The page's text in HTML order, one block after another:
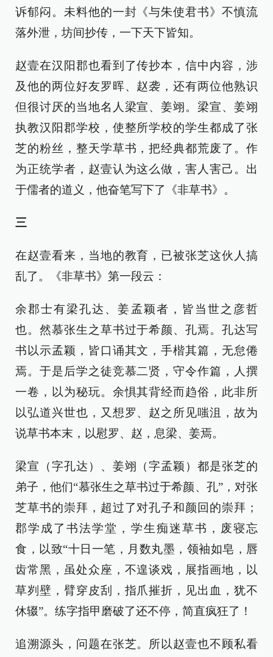
诉郁闷。未料他的一封《与朱使君书》不慎流
落外泄，坊间抄传，一下天下皆知。
赵壹在汉阳郡也看到了传抄本，信中内容，涉
及他的两位好友罗晖、赵袭，还有两位他熟识
但很讨厌的当地名人梁宣、姜翊。梁宣、姜翊
执教汉阳郡学校，使整所学校的学生都成了张
芝的粉丝，整天学草书，把经典都荒废了。作
为正统学者，赵壹认为这么做，害人害己。出
于儒者的道义，他奋笔写下了《非草书》。
三
在赵壹看来，当地的教育，已被张芝这伙人搞
乱了。《非草书》第一段云：
余郡士有梁孔达、姜孟颖者，皆当世之彦哲
也。然慕张生之草书过于希颜、孔焉。孔达写
书以示孟颖，皆口诵其文，手楷其篇，无怠倦
焉。于是后学之徒竞慕二贤，守令作篇，人撰
一卷，以为秘玩。余惧其背经而趋俗，此非所
以弘道兴世也，又想罗、赵之所见嗤沮，故为
说草书本末，以慰罗、赵，息梁、姜焉。
梁宣（字孔达）、姜翊（字孟颖）都是张芝的
弟子，他们“慕张生之草书过于希颜、孔”，对张
芝草书的崇拜，超过了对孔子和颜回的崇拜；
郡学成了书法学堂，学生痴迷草书，废寝忘
食，以致“十日一笔，月数丸墨，领袖如皂，唇
齿常黑，虽处众座，不遑谈戏，展指画地，以
草刿壁，臂穿皮刮，指爪摧折，见出血，犹不
休辍”。练字指甲磨破了还不停，简直疯狂了！
追溯源头，问题在张芝。所以赵壹也不顾私看